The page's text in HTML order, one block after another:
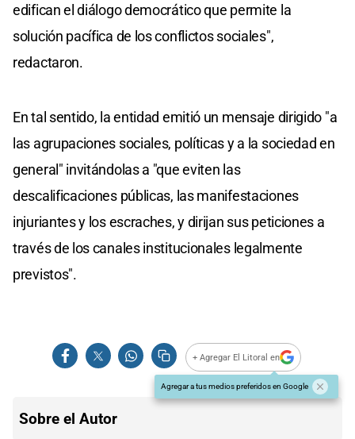
edifican el diálogo democrático que permite la
solución pacífica de los conflictos sociales",
redactaron.
En tal sentido, la entidad emitió un mensaje dirigido "a
las agrupaciones sociales, políticas y a la sociedad en
general" invitándolas a "que eviten las
descalificaciones públicas, las manifestaciones
injuriantes y los escraches, y dirijan sus peticiones a
través de los canales institucionales legalmente
previstos".
+ Agregar El Litoral en
Agregar a tus medios preferidos en Google
Sobre el Autor